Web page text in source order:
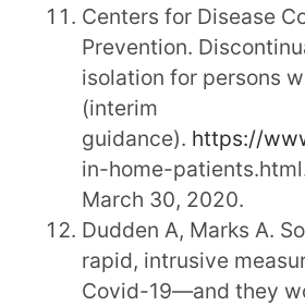
Centers for Disease
Prevention.
isolation for persons
(interim
guidance). https://
in-home-
March 30, 2020.
Dudden A, Marks A.
rapid, intrusive
Covid-19—and they